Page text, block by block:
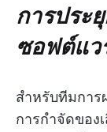
การประ
ซอฟต์แ
สำหรับทีมกา
การกำจัดของ